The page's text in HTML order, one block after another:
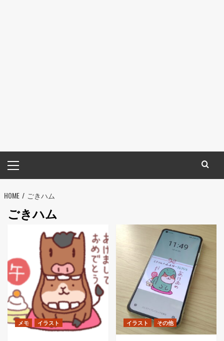
イ
ン
メ
ュ
HOME ごきハム
ごきハム
メモ イラスト イラスト その他